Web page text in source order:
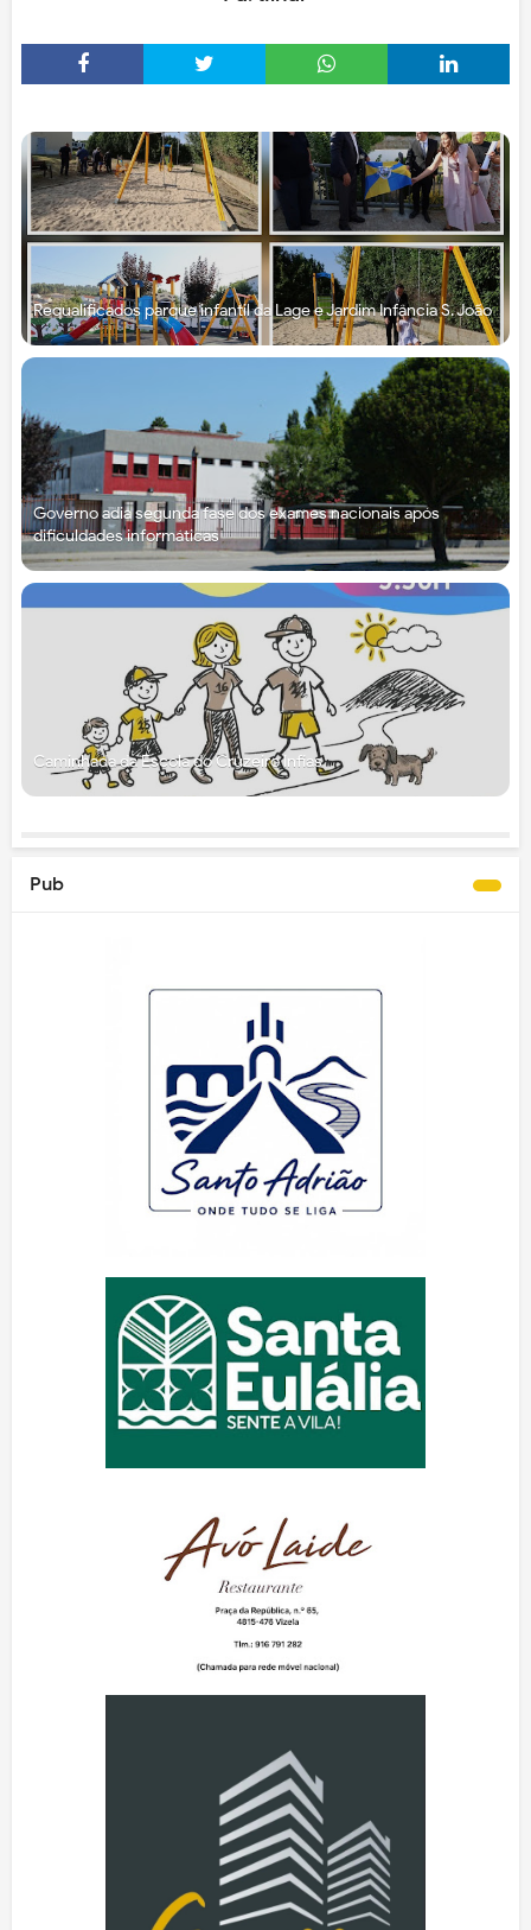
Requalificados parque infantil da Lage e Jardim Infância S. João
Governo adia segunda fase dos exames nacionais após
dificuldades informáticas
Caminhada da Escola do Cruzeiro Infias
Pub